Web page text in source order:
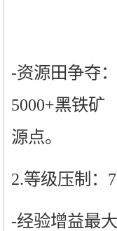
-资源田争夺
5000+黑铁矿
源点。
2.等级压制：
-经验增益最